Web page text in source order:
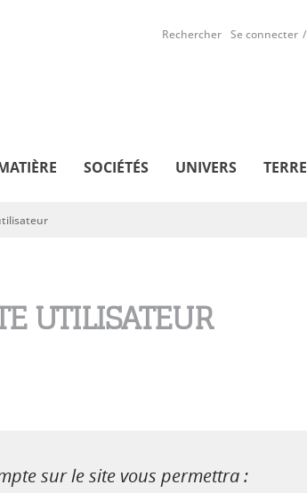
Rechercher Se connecter
SOCIÉTÉS UNIVERS TERRE
UTILISATEUR
sur le site vous permettra :